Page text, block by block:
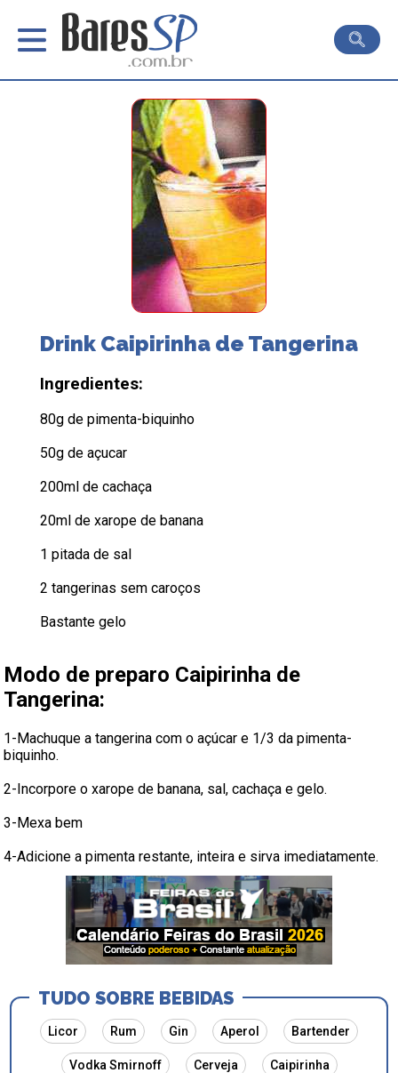
Drink Caipirinha de Tangerina
Ingredientes:
80g de pimenta-biquinho
50g de açucar
200ml de cachaça
20ml de xarope de banana
1 pitada de sal
2 tangerinas sem caroços
Bastante gelo
Modo de preparo Caipirinha de
Tangerina:
1-Machuque a tangerina com o açúcar e 1/3 da pimenta-
biquinho.
2-Incorpore o xarope de banana, sal, cachaça e gelo.
3-Mexa bem
4-Adicione a pimenta restante, inteira e sirva imediatamente.
TUDO SOBRE BEBIDAS
Licor Rum Gin Aperol Bartender
Vodka Smirnoff Cerveja Caipirinha